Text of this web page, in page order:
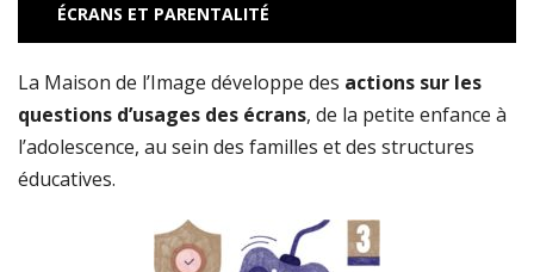
ÉCRANS ET PARENTALITÉ
La Maison de l’Image développe des actions sur les
questions d’usages des écrans, de la petite enfance à
l’adolescence, au sein des familles et des structures
éducatives.